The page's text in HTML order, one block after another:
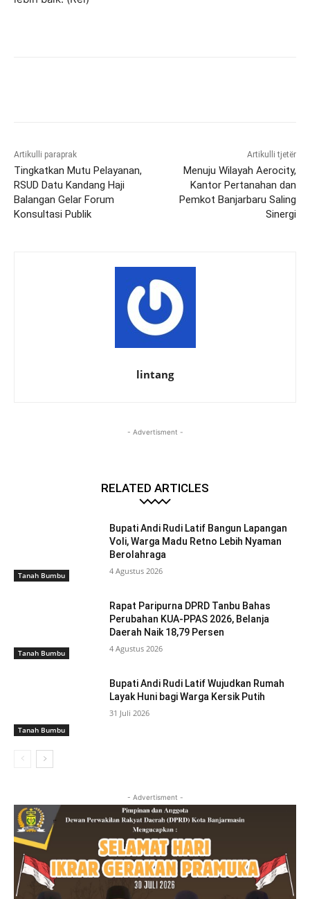
Artikulli paraprak
Tingkatkan Mutu Pelayanan,
RSUD Datu Kandang Haji
Balangan Gelar Forum
Konsultasi Publik
Artikulli tjetër
Menuju Wilayah Aerocity,
Kantor Pertanahan dan
Pemkot Banjarbaru Saling
Sinergi
lintang
- Advertisment -
RELATED ARTICLES
Tanah Bumbu
Bupati Andi Rudi Latif Bangun Lapangan
Voli, Warga Madu Retno Lebih Nyaman
Berolahraga
4 Agustus 2026
Tanah Bumbu
Rapat Paripurna DPRD Tanbu Bahas
Perubahan KUA-PPAS 2026, Belanja
Daerah Naik 18,79 Persen
4 Agustus 2026
Tanah Bumbu
Bupati Andi Rudi Latif Wujudkan Rumah
Layak Huni bagi Warga Kersik Putih
31 Juli 2026
- Advertisment -